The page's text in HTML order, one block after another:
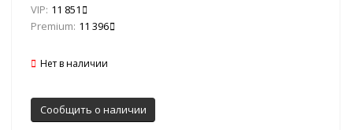
VIP: 11 851
Premium: 11 396
Нет в наличии
Сообщить о наличии